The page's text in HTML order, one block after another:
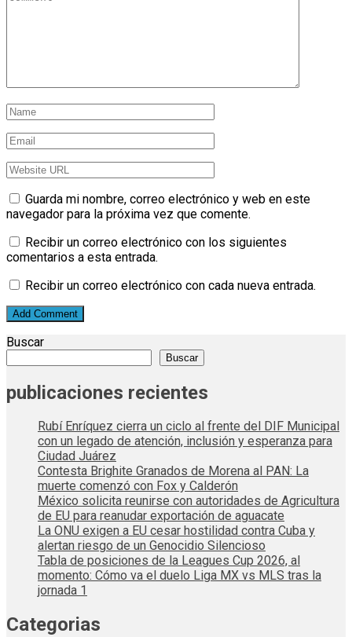
Guarda mi nombre, correo electrónico y web en este
navegador para la próxima vez que comente.
Recibir un correo electrónico con los siguientes
comentarios a esta entrada.
Recibir un correo electrónico con cada nueva entrada.
Buscar
Buscar
publicaciones recientes
Rubí Enríquez cierra un ciclo al frente del DIF Municipal
con un legado de atención, inclusión y esperanza para
Ciudad Juárez
Contesta Brighite Granados de Morena al PAN: La
muerte comenzó con Fox y Calderón
México solicita reunirse con autoridades de Agricultura
de EU para reanudar exportación de aguacate
La ONU exigen a EU cesar hostilidad contra Cuba y
alertan riesgo de un Genocidio Silencioso
Tabla de posiciones de la Leagues Cup 2026, al
momento: Cómo va el duelo Liga MX vs MLS tras la
jornada 1
Categorias